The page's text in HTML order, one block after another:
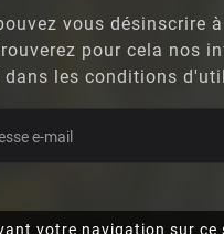
votre navigation sur ce
vous désinscrire
pour cela nos
dans les conditions